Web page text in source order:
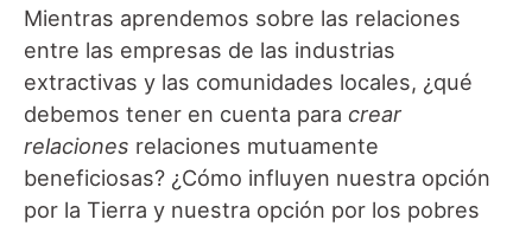
Mientras aprendemos sobre las relaciones
entre las empresas de las industrias
extractivas y las comunidades locales, ¿qué
debemos tener en cuenta para crear
relaciones relaciones mutuamente
beneficiosas? ¿Cómo influyen nuestra opción
por la Tierra y nuestra opción por los pobres